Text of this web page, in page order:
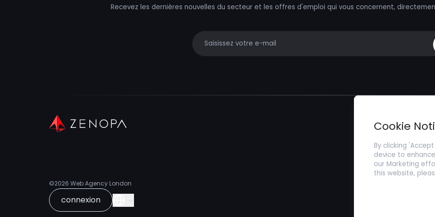
Recevez les dernières nouvelles du secteur et les offres d'emploi qui vous concernent,
©2026 Web Agency London
connexion
Trouver un
Soumettez
Cookie
By clicking
device to
our Marketing
this website,